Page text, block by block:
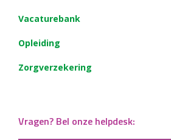
Vacaturebank
Opleiding
Zorgverzekering
Vragen? Bel onze helpdesk: